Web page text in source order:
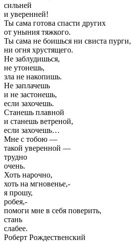
сильней
и уверенней!
Ты сама готова спасти других
от уныния тяжкого.
Ты сама не боишься ни свиста пурги,
ни огня хрустящего.
Не заблудишься,
не утонешь,
зла не накопишь.
Не заплачешь
и не застонешь,
если захочешь.
Станешь плавной
и станешь ветреной,
если захочешь…
Мне с тобою —
такой уверенной —
трудно
очень.
Хоть нарочно,
хоть на мгновенье,-
я прошу,
робея,-
помоги мне в себя поверить,
стань
слабее.
Роберт Рождественский